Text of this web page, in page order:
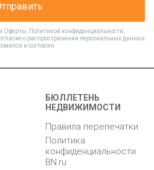
Оферты Политикой конфиденциальности
о распространении персональных данных
и согласен
БЮЛЛЕТЕНЬ
НЕДВИЖИМОСТИ
Правила перепечатки
Политика
конфиденциальности
BN.ru